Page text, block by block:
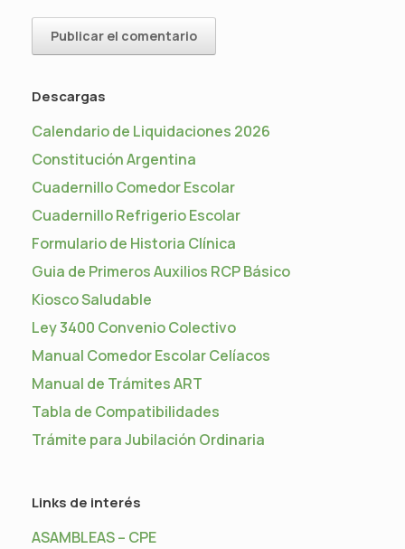
Descargas
Calendario de Liquidaciones 2026
Constitución Argentina
Cuadernillo Comedor Escolar
Cuadernillo Refrigerio Escolar
Formulario de Historia Clínica
Guia de Primeros Auxilios RCP Básico
Kiosco Saludable
Ley 3400 Convenio Colectivo
Manual Comedor Escolar Celíacos
Manual de Trámites ART
Tabla de Compatibilidades
Trámite para Jubilación Ordinaria
Links de interés
ASAMBLEAS – CPE